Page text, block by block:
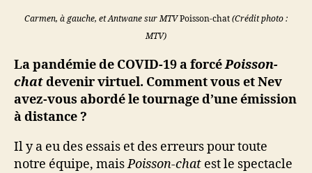
Carmen, à gauche, et Antwane sur MTVPoisson-chat (Crédit photo :
MTV)
La pandémie de COVID-19 a forcéPoisson-
chatdevenir virtuel. Comment vous et Nev
avez-vous abordé le tournage d’une émission
à distance ?
Il y a eu des essais et des erreurs pour toute
notre équipe, maisPoisson-chat est le spectacle